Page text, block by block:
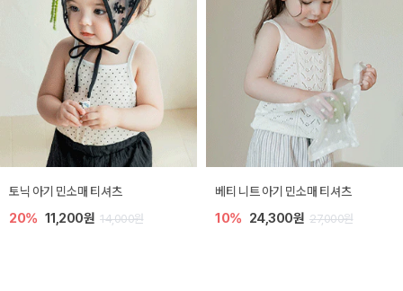
렌디 아기 라운지웨어
10% 18,900원 21,000원
[SIZE ~6Y] 오뎃 라운지웨어
10% 20,700원 23,000원